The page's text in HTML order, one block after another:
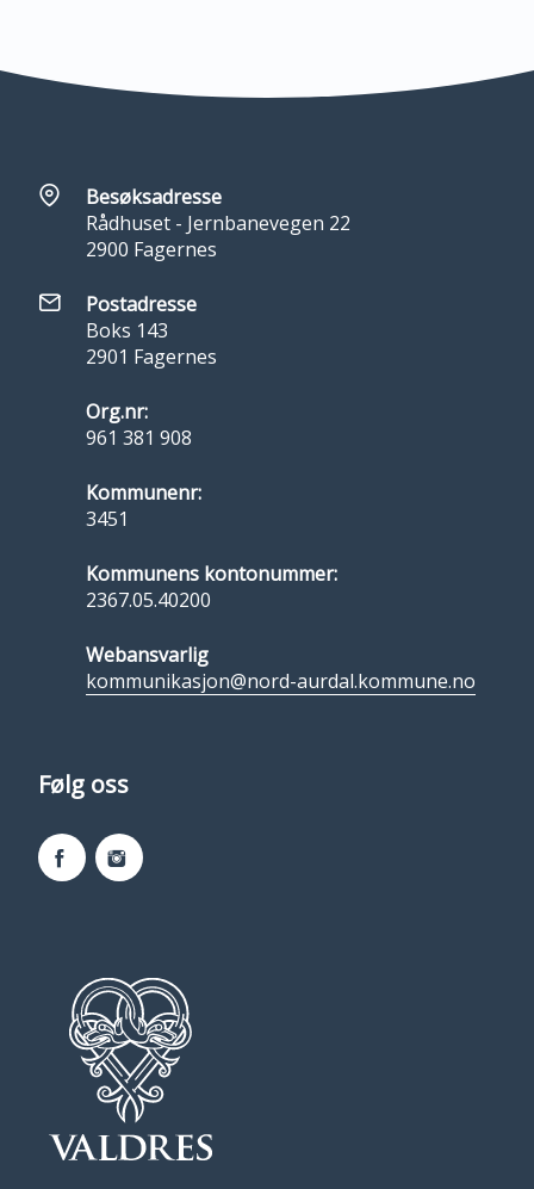
Besøksadresse
Rådhuset - Jernbanevegen 22
2900 Fagernes
Postadresse
Boks 143
2901 Fagernes
Org.nr:
961 381 908
Kommunenr:
3451
Kommunens kontonummer:
2367.05.40200
Webansvarlig
kommunikasjon@nord-aurdal.kommune.no
Følg oss
FacebookInstagram